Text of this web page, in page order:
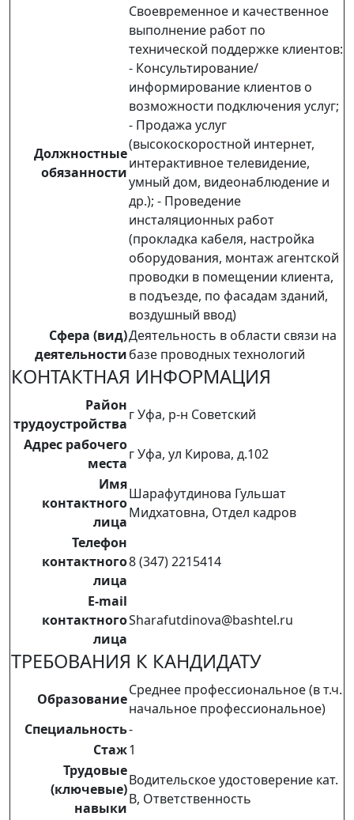
Должностные
обязанности
Своевременное и качественное
выполнение работ по
технической поддержке клиентов:
- Консультирование/
информирование клиентов о
возможности подключения услуг;
- Продажа услуг
(высокоскоростной интернет,
интерактивное телевидение,
умный дом, видеонаблюдение и
др.); - Проведение
инсталяционных работ
(прокладка кабеля, настройка
оборудования, монтаж агентской
проводки в помещении клиента,
в подъезде, по фасадам зданий,
воздушный ввод)
Сфера (вид)
деятельности
Деятельность в области связи на
базе проводных технологий
КОНТАКТНАЯ ИНФОРМАЦИЯ
Район
трудоустройства
г Уфа, р-н Советский
Адрес рабочего
места
г Уфа, ул Кирова, д.102
Имя
контактного
лица
Шарафутдинова Гульшат
Мидхатовна, Отдел кадров
Телефон
контактного
лица
8 (347) 2215414
E-mail
контактного
лица
Sharafutdinova@bashtel.ru
ТРЕБОВАНИЯ К КАНДИДАТУ
Образование
Среднее профессиональное (в т.ч.
начальное профессиональное)
Специальность-
Стаж1
Трудовые
(ключевые)
навыки
Водительское удостоверение кат.
B, Ответственность